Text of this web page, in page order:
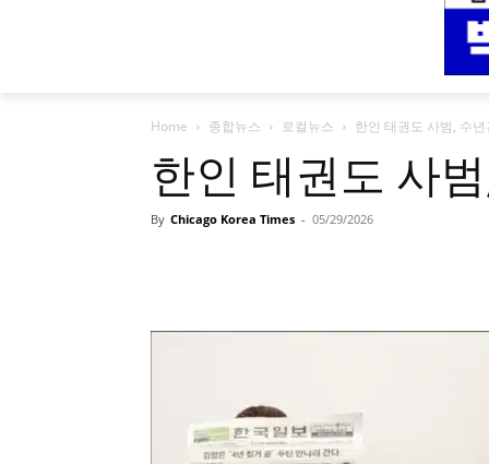
Home 종합뉴스 로컬뉴스 한인 태권도 사범, 수
한인 태권도 사
By Chicago Korea Times - 05/29/2026